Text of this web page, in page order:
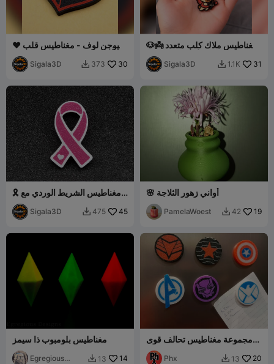
❤️ فيوجن لوف - مغناطيس قلب
Sigala3D  373 30
🐶👼 مغناطيس ملاك كلب متعدد
Sigala3D  1.1K 31
🎗️ مغناطيس الشريط الوردي مع
قلب 🤍 – التوعية بسرطان الثدي
Sigala3D  475 45
🌸 أواني زهور الثلاجة
PamelaWoest  42 19
مغناطيس بلومبوب ذا سيمز
Egregious
 13 14
مجموعة مغناطيس تحالف قوى
مارفل
Phx  13 20